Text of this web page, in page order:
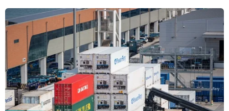
#Health Bridge #Quy hoạch giao thông
#Xe buýt
#Dân số đô thị
Áo
Theo dõi VietnamPlus